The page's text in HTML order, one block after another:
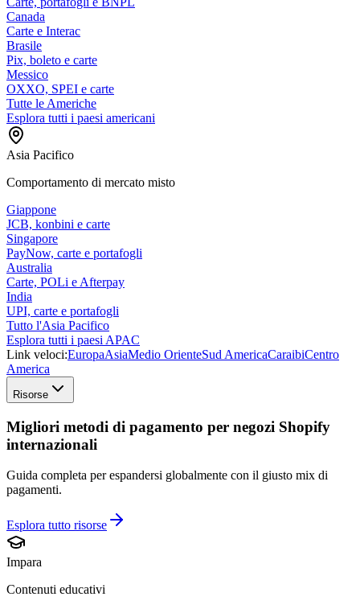
Canada
Carte e Interac
Brasile
Pix, boleto e carte
Messico
OXXO, SPEI e carte
Tutte le Americhe
Esplora tutti i paesi americani
Asia Pacifico
Comportamento di mercato misto
Giappone
JCB, konbini e carte
Singapore
PayNow, carte e portafogli
Australia
Carte, POLi e Afterpay
India
UPI, carte e portafogli
Tutto l'Asia Pacifico
Esplora tutti i paesi APAC
Link veloci:EuropaAsiaMedio OrienteSud AmericaCaraibiCentro
America
Risorse
Migliori metodi di pagamento per negozi Shopify
internazionali
Guida completa per espandersi globalmente con il giusto mix di
pagamenti.
Esplora tutto risorse
Impara
Contenuti educativi